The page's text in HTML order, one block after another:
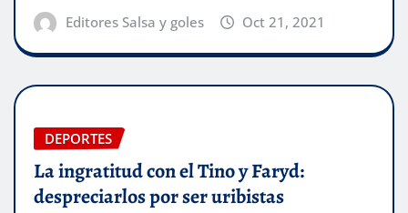
Editores Salsa y goles Oct 21, 2021
DEPORTES
La ingratitud con el Tino y Faryd:
despreciarlos por ser uribistas